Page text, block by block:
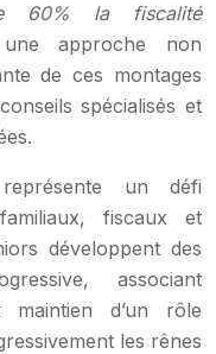
60% la fiscalité
approche non
de ces montages
spécialisés et
représente un défi
fiscaux et
développent des
associant
maintien d’un rôle
les rênes